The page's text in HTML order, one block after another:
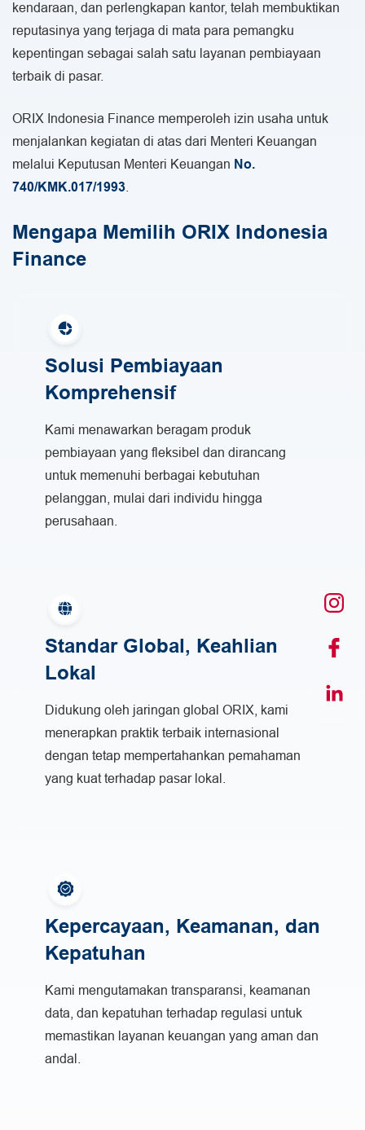
kendaraan, dan perlengkapan kantor, telah membuktikan
reputasinya yang terjaga di mata para pemangku
kepentingan sebagai salah satu layanan pembiayaan
terbaik di pasar.
ORIX Indonesia Finance memperoleh izin usaha untuk
menjalankan kegiatan di atas dari Menteri Keuangan
melalui Keputusan Menteri Keuangan No.
740/KMK.017/1993
Mengapa Memilih ORIX Indonesia
Finance
Solusi Pembiayaan
Komprehensif
Kami menawarkan beragam produk
pembiayaan yang fleksibel dan dirancang
untuk memenuhi berbagai kebutuhan
pelanggan, mulai dari individu hingga
perusahaan.
Standar Global, Keahlian
Lokal
Didukung oleh jaringan global ORIX, kami
menerapkan praktik terbaik internasional
dengan tetap mempertahankan pemahaman
yang kuat terhadap pasar lokal.
Kepercayaan, Keamanan, dan
Kepatuhan
Kami mengutamakan transparansi, keamanan
data, dan kepatuhan terhadap regulasi untuk
memastikan layanan keuangan yang aman dan
andal.